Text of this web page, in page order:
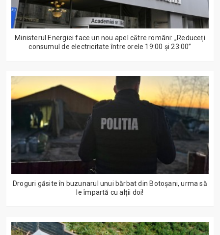
Ministerul Energiei face un nou apel către români: „Reduceți
consumul de electricitate între orele 19:00 și 23:00”
Droguri găsite în buzunarul unui bărbat din Botoșani, urma să
le împartă cu alții doi!